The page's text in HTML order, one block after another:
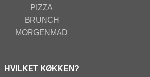
PIZZA
BRUNCH
MORGENMAD
HVILKET KØKKEN?